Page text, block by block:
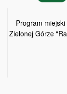
Program
Zielonej Górze